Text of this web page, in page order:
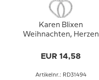
Karen Blixen
Weihnachten, Herzen
EUR 14,58
Artikelnr.: RD31494